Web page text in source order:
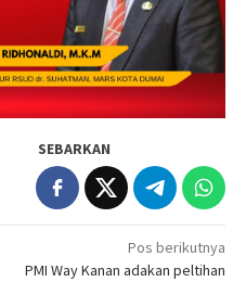
SEBARKAN
Pos berikutnya
PMI Way Kanan adakan peltihan